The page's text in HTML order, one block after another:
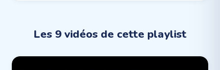
Les 9vidéos de cette playlist